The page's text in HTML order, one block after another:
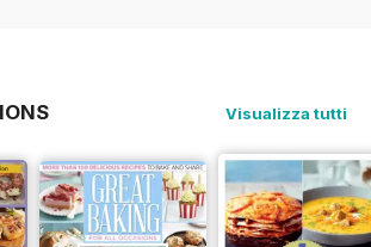
Visualizza tutti